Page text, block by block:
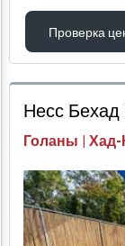
Проверка
Проверка
Несс Бехад
Голаны |